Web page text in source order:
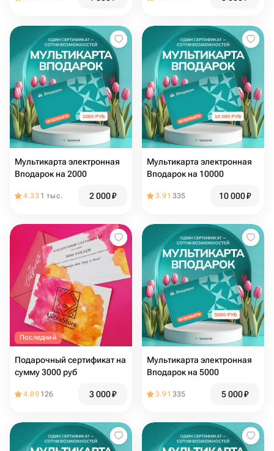
Мультикарта электронная
Вподарок на 2000
4.33 1 тыс. 2 000₽
Мультикарта электронная
Вподарок на 10000
3.91 335 10 000₽
Последний
Подарочный сертификат на
сумму 3000 руб
4.89 126 3 000₽
Мультикарта электронная
Вподарок на 5000
3.91 335 5 000₽